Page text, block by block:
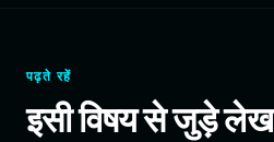
पढ़ते रहें
इसी विषय से जुड़े लेख